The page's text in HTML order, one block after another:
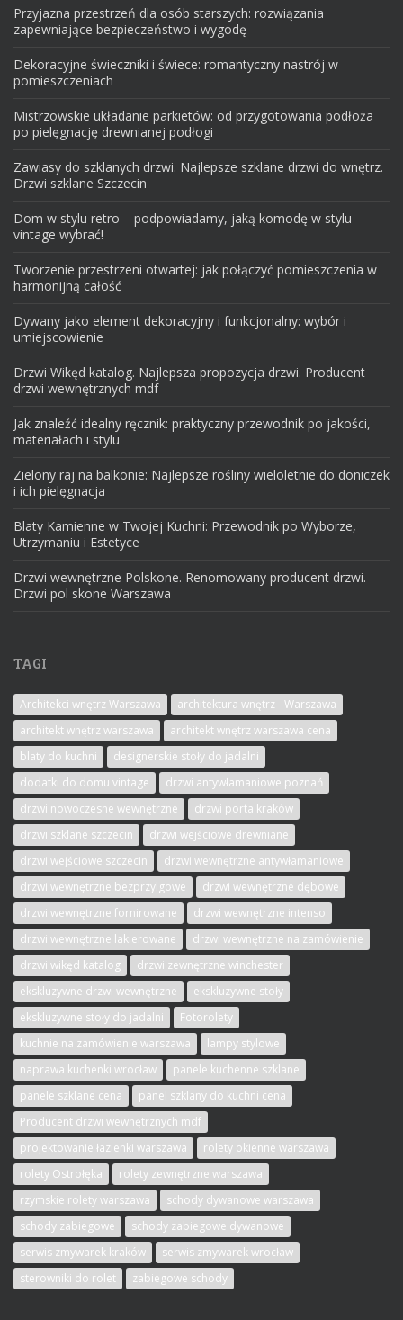
Przyjazna przestrzeń dla osób starszych: rozwiązania
zapewniające bezpieczeństwo i wygodę
Dekoracyjne świeczniki i świece: romantyczny nastrój w
pomieszczeniach
Mistrzowskie układanie parkietów: od przygotowania podłoża
po pielęgnację drewnianej podłogi
Zawiasy do szklanych drzwi. Najlepsze szklane drzwi do wnętrz.
Drzwi szklane Szczecin
Dom w stylu retro – podpowiadamy, jaką komodę w stylu
vintage wybrać!
Tworzenie przestrzeni otwartej: jak połączyć pomieszczenia w
harmonijną całość
Dywany jako element dekoracyjny i funkcjonalny: wybór i
umiejscowienie
Drzwi Wikęd katalog. Najlepsza propozycja drzwi. Producent
drzwi wewnętrznych mdf
Jak znaleźć idealny ręcznik: praktyczny przewodnik po jakości,
materiałach i stylu
Zielony raj na balkonie: Najlepsze rośliny wieloletnie do doniczek
i ich pielęgnacja
Blaty Kamienne w Twojej Kuchni: Przewodnik po Wyborze,
Utrzymaniu i Estetyce
Drzwi wewnętrzne Polskone. Renomowany producent drzwi.
Drzwi pol skone Warszawa
TAGI
Architekci wnętrz Warszawa
architektura wnętrz - Warszawa
architekt wnętrz warszawa
architekt wnętrz warszawa cena
blaty do kuchni
designerskie stoły do jadalni
dodatki do domu vintage
drzwi antywłamaniowe poznań
drzwi nowoczesne wewnętrzne
drzwi porta kraków
drzwi szklane szczecin
drzwi wejściowe drewniane
drzwi wejściowe szczecin
drzwi wewnętrzne antywłamaniowe
drzwi wewnętrzne bezprzylgowe
drzwi wewnętrzne dębowe
drzwi wewnętrzne fornirowane
drzwi wewnętrzne intenso
drzwi wewnętrzne lakierowane
drzwi wewnętrzne na zamówienie
drzwi wikęd katalog
drzwi zewnętrzne winchester
ekskluzywne drzwi wewnętrzne
ekskluzywne stoły
ekskluzywne stoły do jadalni
Fotorolety
kuchnie na zamówienie warszawa
lampy stylowe
naprawa kuchenki wrocław
panele kuchenne szklane
panele szklane cena
panel szklany do kuchni cena
Producent drzwi wewnętrznych mdf
projektowanie łazienki warszawa
rolety okienne warszawa
rolety Ostrołęka
rolety zewnętrzne warszawa
rzymskie rolety warszawa
schody dywanowe warszawa
schody zabiegowe
schody zabiegowe dywanowe
serwis zmywarek kraków
serwis zmywarek wrocław
sterowniki do rolet
zabiegowe schody